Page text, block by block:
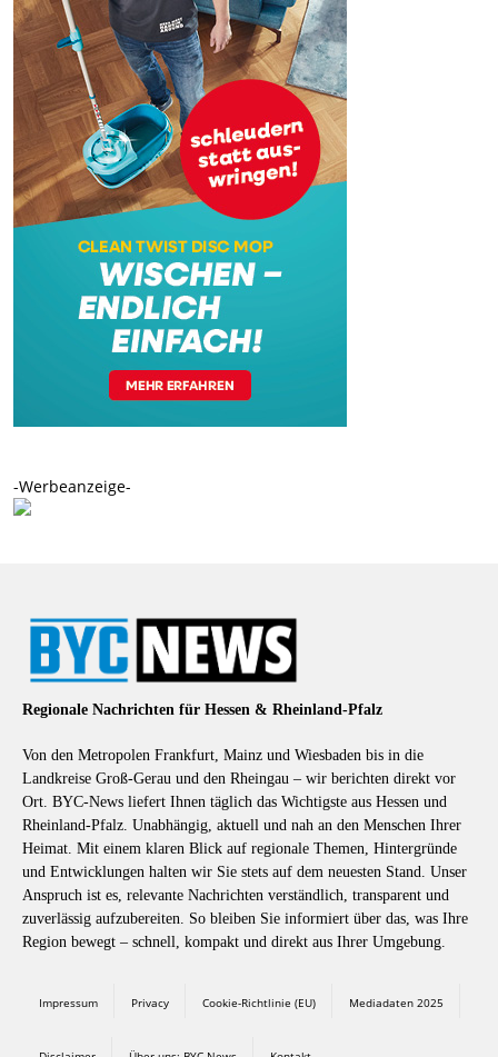
-Werbeanzeige-
Regionale Nachrichten für Hessen & Rheinland-Pfalz
Von den Metropolen Frankfurt, Mainz und Wiesbaden bis in die
Landkreise Groß-Gerau und den Rheingau – wir berichten direkt vor
Ort. BYC-News liefert Ihnen täglich das Wichtigste aus Hessen und
Rheinland-Pfalz. Unabhängig, aktuell und nah an den Menschen Ihrer
Heimat. Mit einem klaren Blick auf regionale Themen, Hintergründe
und Entwicklungen halten wir Sie stets auf dem neuesten Stand. Unser
Anspruch ist es, relevante Nachrichten verständlich, transparent und
zuverlässig aufzubereiten. So bleiben Sie informiert über das, was Ihre
Region bewegt – schnell, kompakt und direkt aus Ihrer Umgebung.
Impressum Privacy Cookie-Richtlinie (EU) Mediadaten 2025